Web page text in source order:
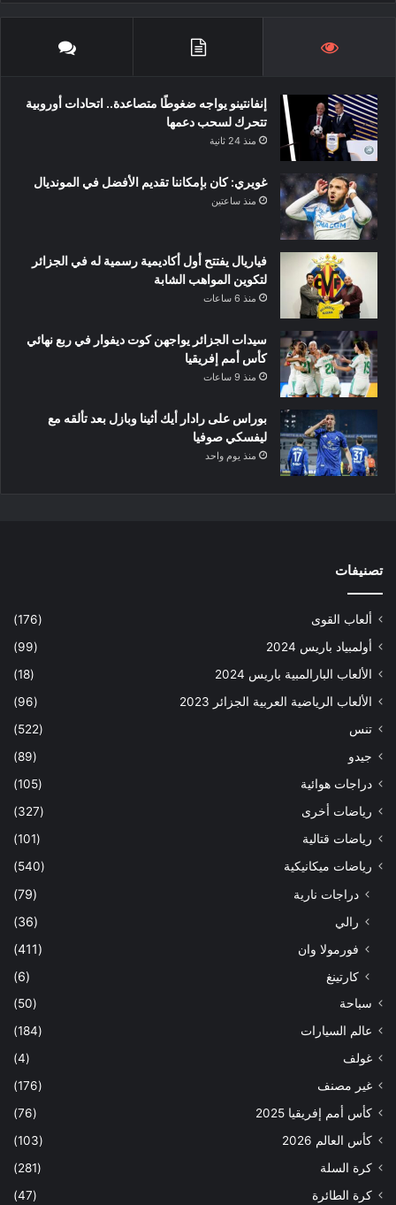
إنفانتينو يواجه ضغوطًا متصاعدة.. اتحادات أوروبية
تتحرك لسحب دعمها
منذ 24 ثانية
غويري: كان بإمكاننا تقديم الأفضل في المونديال
منذ ساعتين
فياريال يفتتح أول أكاديمية رسمية له في الجزائر
لتكوين المواهب الشابة
منذ 6 ساعات
سيدات الجزائر يواجهن كوت ديفوار في ربع نهائي
كأس أمم إفريقيا
منذ 9 ساعات
بوراس على رادار أيك أثينا وبازل بعد تألقه مع
ليفسكي صوفيا
منذ يوم واحد
تصنيفات
ألعاب القوى
(176)
أولمبياد باريس 2024
(99)
الألعاب البارالمبية باريس 2024
(18)
الألعاب الرياضية العربية الجزائر 2023
(96)
تنس
(522)
جيدو
(89)
دراجات هوائية
(105)
رياضات أخرى
(327)
رياضات قتالية
(101)
رياضات ميكانيكية
(540)
دراجات نارية
(79)
رالي
(36)
فورمولا وان
(411)
كارتينغ
(6)
سباحة
(50)
عالم السيارات
(184)
غولف
(4)
غير مصنف
(176)
كأس أمم إفريقيا 2025
(76)
كأس العالم 2026
(103)
كرة السلة
(281)
كرة الطائرة
(47)